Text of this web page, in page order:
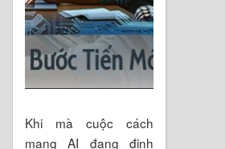
Khi mà cuộc cách
mạng AI đang định